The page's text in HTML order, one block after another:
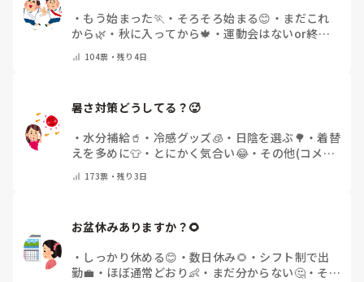
・ もう始まった🏃 ・ そろそろ始まる😊 ・ まだこれ
から🌿 ・ 秋に入ってから🍁 ・運動会はないor終わ
104票・残り4日
暑さ対策どうしてる？🥵
・水分補給🥤 ・ 冷感グッズ🧊 ・ 日陰を選ぶ🌳 ・着替
えを多めに👕 ・ とにかく気合い😂・ その他(コメン
173票・残り3日
お盆休みありますか？🌻
・ しっかり休める😊 ・ 数日休み🌻 ・ シフト制で出
勤💼 ・ ほぼ通常どおり👶 ・ まだ分からない🤔・ その